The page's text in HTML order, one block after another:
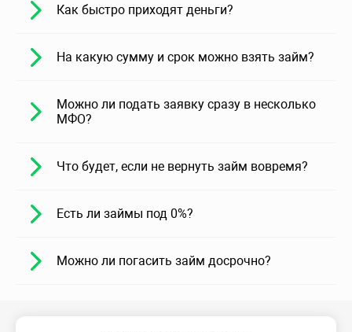
Как быстро приходят деньги?
На какую сумму и срок можно взять займ?
Можно ли подать заявку сразу в несколько
МФО?
Что будет, если не вернуть займ вовремя?
Есть ли займы под 0%?
Можно ли погасить займ досрочно?